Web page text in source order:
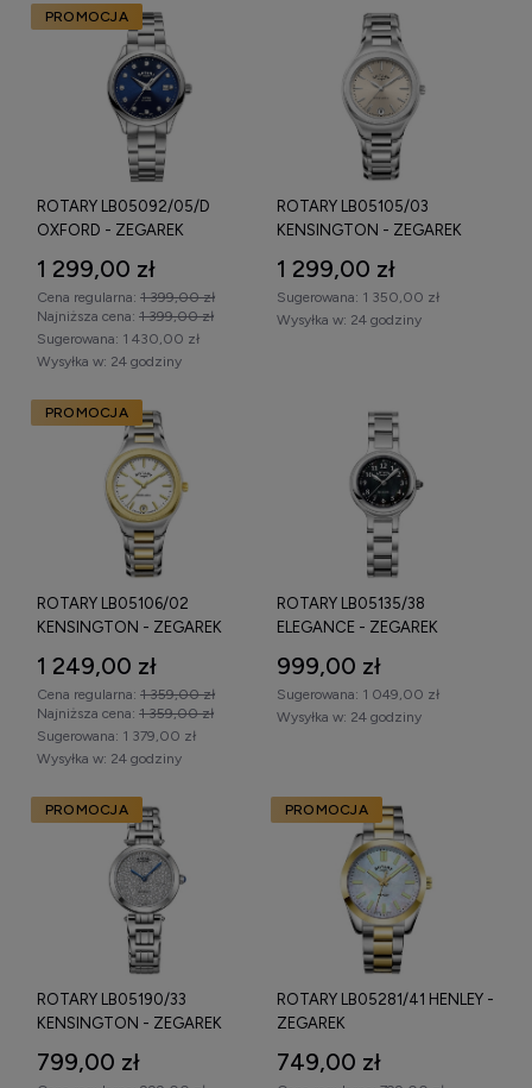
ROTARY LB05092/05/D
OXFORD - ZEGAREK
1 299,00 zł
Cena regularna: 1 399,00 zł
Najniższa cena: 1 399,00 zł
Wysyłka w: 24 godziny
Sugerowana: 1 430,00 zł
PROMOCJA
ROTARY LB05105/03
KENSINGTON - ZEGAREK
1 299,00 zł
Wysyłka w: 24 godziny
Sugerowana: 1 350,00 zł
ROTARY LB05106/02
KENSINGTON - ZEGAREK
1 249,00 zł
Cena regularna: 1 359,00 zł
Najniższa cena: 1 359,00 zł
Wysyłka w: 24 godziny
Sugerowana: 1 379,00 zł
PROMOCJA
ROTARY LB05135/38
ELEGANCE - ZEGAREK
999,00 zł
Wysyłka w: 24 godziny
Sugerowana: 1 049,00 zł
ROTARY LB05190/33
KENSINGTON - ZEGAREK
799,00 zł
PROMOCJA
ROTARY LB05281/41 HENLEY -
ZEGAREK
749,00 zł
PROMOCJA